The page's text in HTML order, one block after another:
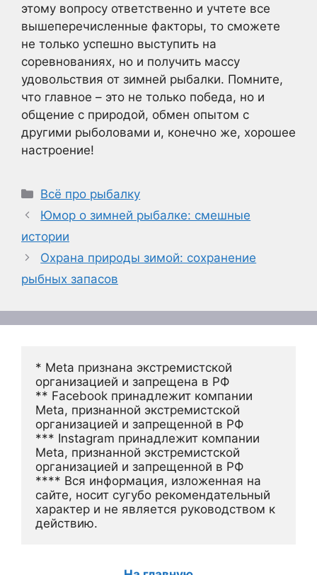
этому вопросу ответственно и учтете все
вышеперечисленные факторы, то сможете
не только успешно выступить на
соревнованиях, но и получить массу
удовольствия от зимней рыбалки. Помните,
что главное – это не только победа, но и
общение с природой, обмен опытом с
другими рыболовами и, конечно же, хорошее
настроение!
Рубрики
Всё про рыбалку
Юмор о зимней рыбалке: смешные
истории
Охрана природы зимой: сохранение
рыбных запасов
* Meta признана экстремистской
организацией и запрещена в РФ
** Facebook принадлежит компании
Meta, признанной экстремистской
организацией и запрещенной в РФ
*** Instagram принадлежит компании
Meta, признанной экстремистской
организацией и запрещенной в РФ
**** Вся информация, изложенная на
сайте, носит сугубо рекомендательный
характер и не является руководством к
действию.